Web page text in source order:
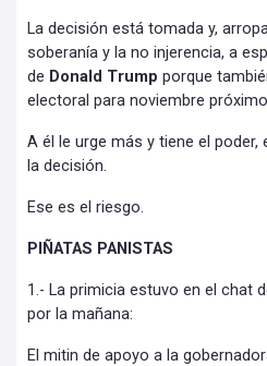
La decisión está tomada y,
soberanía y la no injerencia, a
de Donald Trump porque
electoral para noviembre
A él le urge más y tiene el
la decisión.
Ese es el riesgo.
PIÑATAS PANISTAS
1.- La primicia estuvo en el chat
por la mañana:
El mitin de apoyo a la